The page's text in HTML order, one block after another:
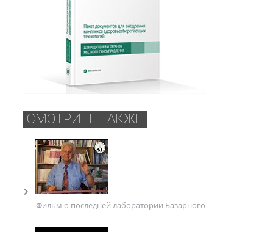
СМОТРИТЕ ТАКЖЕ
Фильм о последней лаборатории Базарного